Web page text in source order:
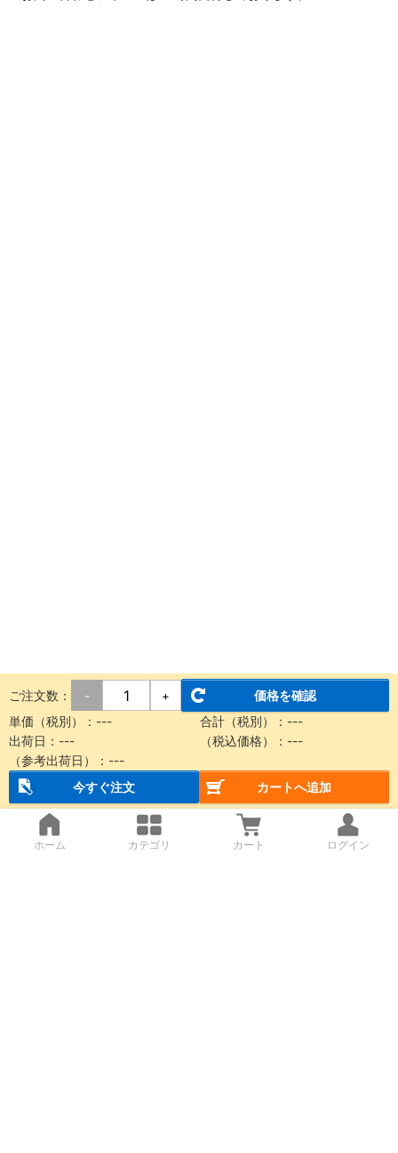
ご注文数： - +
価格を確認
単価（税別）： --- 合計（税別）： ---
出荷日： --- （税込価格）： ---
（参考出荷日）： ---
今すぐ注文
カートへ追加
ホーム カテゴリ カート ログイン